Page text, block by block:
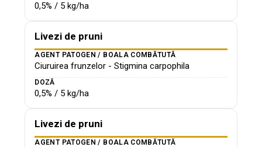
0,5% / 5 kg/ha
Livezi de pruni
AGENT PATOGEN / BOALA COMBĂTUTĂ
Ciuruirea frunzelor - Stigmina carpophila
DOZĂ
0,5% / 5 kg/ha
Livezi de pruni
AGENT PATOGEN / BOALA COMBĂTUTĂ